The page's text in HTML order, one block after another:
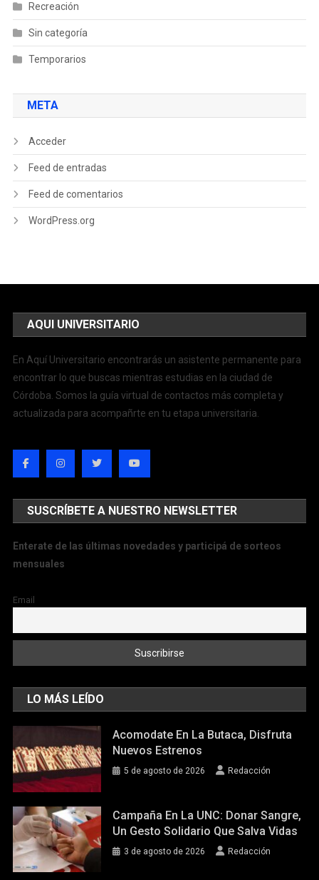
Recreación
Sin categoría
Temporarios
META
Acceder
Feed de entradas
Feed de comentarios
WordPress.org
AQUI UNIVERSITARIO
En Aquí Universitario encontrarás un asistente permanente para
encontrar lo que buscas mientras estudias en la ciudad de
Córdoba. Somos la guía virtual de contactos más completa y
actualizada para acompañrte en tu etapa universitaria.
SUSCRÍBETE A NUESTRO NEWSLETTER
Enterate de las últimas novedades y participá de sorteos
mensuales
Email
LO MÁS LEÍDO
Acomodate En La Butaca, Disfruta
Nuevos Estrenos
5 de agosto de 2026 Redacción
Campaña En La UNC: Donar Sangre,
Un Gesto Solidario Que Salva Vidas
3 de agosto de 2026 Redacción